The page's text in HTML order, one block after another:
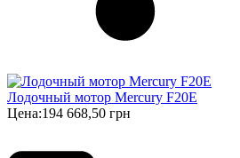
Лодочный мотор Mercury F20E
Цена:194 668,50 грн